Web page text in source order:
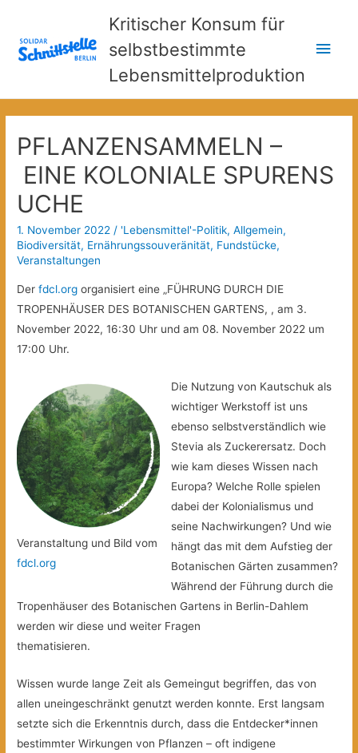
Kritischer Konsum für
selbstbestimmte
Lebensmittelproduktion
PFLANZENSAMMELN –
EINE KOLONIALE SPURENS
UCHE
1. November 2022 / 'Lebensmittel'-Politik,Allgemein,
Biodiversität, Ernährungssouveränität, Fundstücke,
Veranstaltungen
Derfdcl.org organisiert eine „FÜHRUNG DURCH DIE
TROPENHÄUSER DES BOTANISCHEN GARTENS, , am 3.
November 2022, 16:30 Uhr und am 08. November 2022 um
17:00 Uhr.
Veranstaltung und Bild vom
fdcl.org
Die Nutzung von Kautschuk als
wichtiger Werkstoff ist uns
ebenso selbstverständlich wie
Stevia als Zuckerersatz. Doch
wie kam dieses Wissen nach
Europa? Welche Rolle spielen
dabei der Kolonialismus und
seine Nachwirkungen? Und wie
hängt das mit dem Aufstieg der
Botanischen Gärten zusammen?
Während der Führung durch die
Tropenhäuser des Botanischen Gartens in Berlin-Dahlem
werden wir diese und weiter Fragen
thematisieren.
Wissen wurde lange Zeit als Gemeingut begriffen, das von
allen uneingeschränkt genutzt werden konnte. Erst langsam
setzte sich die Erkenntnis durch, dass die Entdecker*innen
bestimmter Wirkungen von Pflanzen – oft indigene